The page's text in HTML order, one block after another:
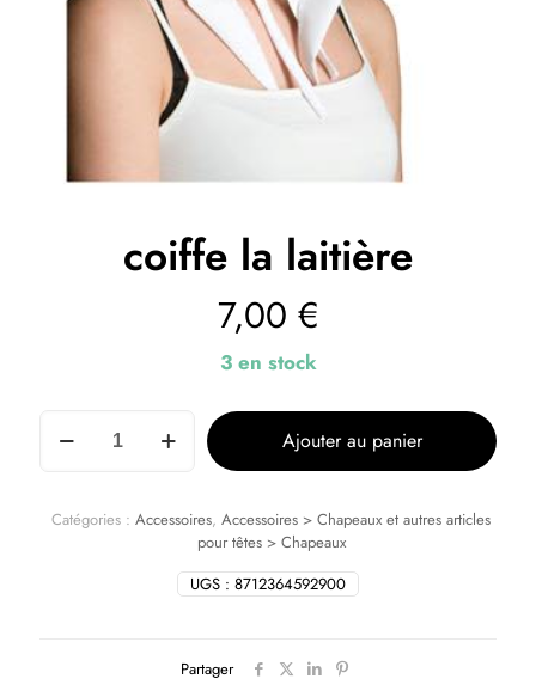
coiffe la laitière
7,00 €
3 en stock
Ajouter au panier
UGS : 8712364592900
Catégories : Accessoires, Accessoires > Chapeaux et autres articles
pour têtes > Chapeaux
Partager